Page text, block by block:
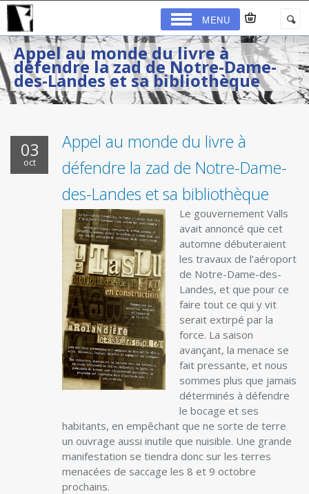
MENU
Appel au monde du livre à
défendre la zad de Notre-Dame-
des-Landes et sa bibliothèque
03
oct
Appel au monde du livre à
défendre la zad de Notre-Dame-
des-Landes et sa bibliothèque
Le gouvernement Valls
avait annoncé que cet
automne débuteraient
les travaux de l’aéroport
de Notre-Dame-des-
Landes, et que pour ce
faire tout ce qui y vit
serait extirpé par la
force. La saison
avançant, la menace se
fait pressante, et nous
sommes plus que jamais
déterminés à défendre
le bocage et ses
habitants, en empêchant que ne sorte de terre
un ouvrage aussi inutile que nuisible. Une grande
manifestation se tiendra donc sur les terres
menacées de saccage les 8 et 9 octobre
prochains.